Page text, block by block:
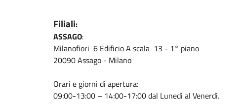
Filiali:
ASSAGO:
Milanofiori 6 Edificio A scala 13 - 1° piano
20090 Assago - Milano
Orari e giorni di apertura:
09:00-13:00 – 14:00-17:00 dal Lunedì al Venerdì.